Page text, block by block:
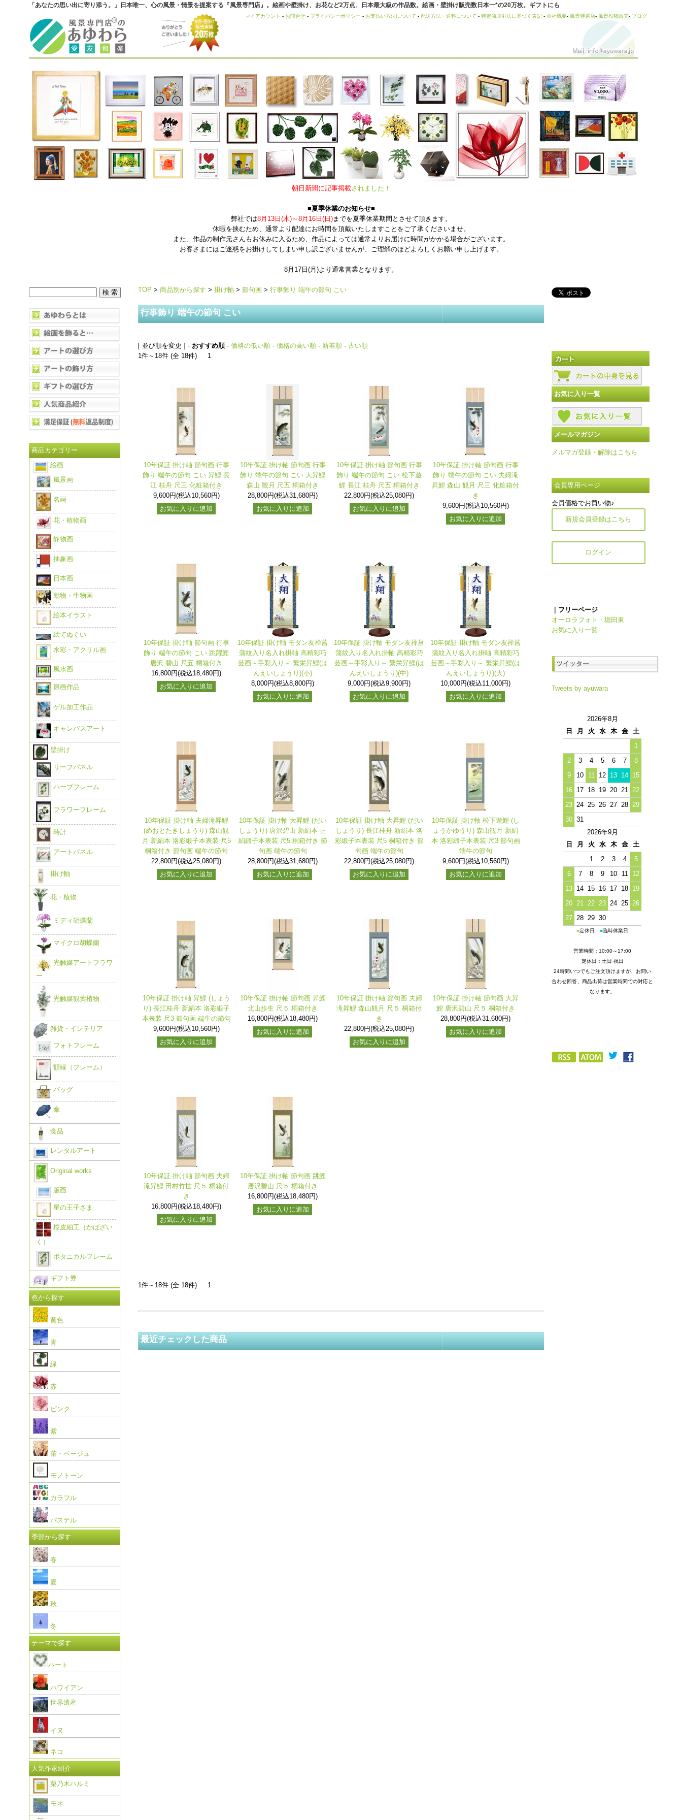
「あなたの思い出に寄り添う。」日本唯一、心の風景・情景を提案する『風景専門店』。絵画や壁掛け、お花など2万点、日本最大級の作品数。絵画・壁掛け販売数日本一*の20万枚。ギフトにも
マイアカウント - お問合せ - プライバシーポリシー - お支払い方法について - 配送方法・送料について - 特定商取引法に基づく表記 - 会社概要- 風景特選店- 風景投稿販売- ブログ
朝日新聞に記事掲載されました！
■夏季休業のお知らせ■
弊社では8月13日(木)～8月16日(日)までを夏季休業期間とさせて頂きます。
休暇を挟むため、通常より配達にお時間を頂戴いたしますことをご了承くださいませ。
また、作品の制作元さんもお休みに入るため、作品によっては通常よりお届けに時間がかかる場合がございます。
お客さまにはご迷惑をお掛けしてしまい申し訳ございませんが、ご理解のほどよろしくお願い申し上げます。
8月17日(月)より通常営業となります。
TOP > 商品別から探す > 掛け軸 > 節句画 > 行事飾り 端午の節句 こい
行事飾り 端午の節句 こい
[ 並び順を変更 ] - おすすめ順- 価格の低い順 - 価格の高い順 - 新着順 - 古い順
1件～18件 (全 18件) 1
10年保証 掛け軸 節句画 行事
飾り 端午の節句 こい 昇鯉 長
江 桂舟 尺三 化粧箱付き
9,600円(税込10,560円)
お気に入りに追加
10年保証 掛け軸 節句画 行事
飾り 端午の節句 こい 大昇鯉
森山 観月 尺五 桐箱付き
28,800円(税込31,680円)
お気に入りに追加
10年保証 掛け軸 節句画 行事
飾り 端午の節句 こい 松下遊
鯉 長江 桂舟 尺五 桐箱付き
22,800円(税込25,080円)
お気に入りに追加
10年保証 掛け軸 節句画 行事
飾り 端午の節句 こい 夫婦滝
昇鯉 森山 観月 尺三 化粧箱付
き
9,600円(税込10,560円)
お気に入りに追加
10年保証 掛け軸 節句画 行事
飾り 端午の節句 こい 跳躍鯉
唐沢 碧山 尺五 桐箱付き
16,800円(税込18,480円)
お気に入りに追加
10年保証 掛け軸 モダン友禅菖
蒲紋入り名入れ掛軸 高精彩巧
芸画～手彩入り～ 繁栄昇鯉(は
んえいしょうり)(小)
8,000円(税込8,800円)
お気に入りに追加
10年保証 掛け軸 モダン友禅菖
蒲紋入り名入れ掛軸 高精彩巧
芸画～手彩入り～ 繁栄昇鯉(は
んえいしょうり)(中)
9,000円(税込9,900円)
お気に入りに追加
10年保証 掛け軸 モダン友禅菖
蒲紋入り名入れ掛軸 高精彩巧
芸画～手彩入り～ 繁栄昇鯉(は
んえいしょうり)(大)
10,000円(税込11,000円)
お気に入りに追加
10年保証 掛け軸 夫婦滝昇鯉
(めおとたきしょうり) 森山観
月 新絹本 洛彩緞子本表装 尺5
桐箱付き 節句画 端午の節句
22,800円(税込25,080円)
お気に入りに追加
10年保証 掛け軸 大昇鯉 (だい
しょうり) 唐沢碧山 新絹本 正
絹緞子本表装 尺5 桐箱付き 節
句画 端午の節句
28,800円(税込31,680円)
お気に入りに追加
10年保証 掛け軸 大昇鯉 (だい
しょうり) 長江桂舟 新絹本 洛
彩緞子本表装 尺5 桐箱付き 節
句画 端午の節句
22,800円(税込25,080円)
お気に入りに追加
10年保証 掛け軸 松下遊鯉 (し
ょうかゆうり) 森山観月 新絹
本 洛彩緞子本表装 尺3 節句画
端牛の節句
9,600円(税込10,560円)
お気に入りに追加
10年保証 掛け軸 昇鯉 (しょう
り) 長江桂舟 新絹本 洛彩緞子
本表装 尺3 節句画 端牛の節句
9,600円(税込10,560円)
お気に入りに追加
10年保証 掛け軸 節句画 昇鯉
北山歩生 尺５ 桐箱付き
16,800円(税込18,480円)
お気に入りに追加
10年保証 掛け軸 節句画 夫婦
滝昇鯉 森山観月 尺５ 桐箱付
き
22,800円(税込25,080円)
お気に入りに追加
10年保証 掛け軸 節句画 大昇
鯉 唐沢碧山 尺５ 桐箱付き
28,800円(税込31,680円)
お気に入りに追加
10年保証 掛け軸 節句画 夫婦
滝昇鯉 田村竹世 尺５ 桐箱付
き
16,800円(税込18,480円)
お気に入りに追加
10年保証 掛け軸 節句画 跳鯉
唐沢碧山 尺５ 桐箱付き
16,800円(税込18,480円)
お気に入りに追加
1件～18件 (全 18件) 1
最近チェックした商品
商品カテゴリー
絵画
風景画
名画
花・植物画
静物画
抽象画
日本画
動物・生物画
絵本イラスト
絵てぬぐい
水彩・アクリル画
風水画
原画作品
ゲル加工作品
キャンバスアート
壁掛け
リーフパネル
ハーブフレーム
フラワーフレーム
時計
アートパネル
掛け軸
花・植物
ミディ胡蝶蘭
マイクロ胡蝶蘭
光触媒アートフラワ
ー
光触媒観葉植物
雑貨・インテリア
フォトフレーム
額縁（フレーム）
バッグ
傘
食品
レンタルアート
Original works
版画
星の王子さま
桜皮細工（かばざい
く）
ボタニカルフレーム
ギフト券
色から探す
黄色
青
緑
赤
ピンク
紫
茶・ベージュ
モノトーン
カラフル
パステル
季節から探す
春
夏
秋
冬
テーマで探す
ハート
ハワイアン
世界遺産
イヌ
ネコ
人気作家紹介
栗乃木ハルミ
モネ
お気に入り一覧
メールマガジン
メルマガ登録・解除はこちら
会員専用ページ
会員価格でお買い物♪
新規会員登録はこちら
ログイン
｜フリーページ
オーロラフォト・堀田東
お気に入り一覧
Tweets by ayuwara
2026年8月
日
月 火 水 木 金
土
1
2
3 4 5 6 7
8
9
10 11 12 13 14 15
16 17 18 19 20 21
22
23 24 25 26 27 28 29
30 31
2026年9月
日
月 火 水 木 金
土
1
2 3 4
5
6
7 8 9 10 11
12
13 14 15 16 17 18 19
20 21 22 23 24 25 26
27 28 29 30
■定休日 ■臨時休業日
営業時間：10:00～17:00
定休日：土日 祝日
24時間いつでもご注文頂けますが、お問い
合わせ回答、商品出荷は営業時間での対応と
なります。